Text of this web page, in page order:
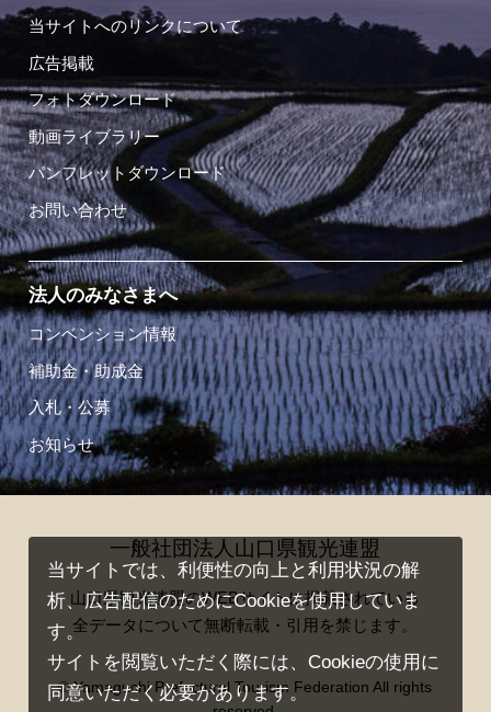
当サイトへのリンクについて
広告掲載
フォトダウンロード
動画ライブラリー
パンフレットダウンロード
お問い合わせ
法人のみなさまへ
コンベンション情報
補助金・助成金
入札・公募
お知らせ
一般社団法人山口県観光連盟
山口県観光連盟のWEBサイトに掲載されている
全データについて無断転載・引用を禁じます。
© Yamaguchi Prefectural Tourism Federation All rights
当サイトでは、利便性の向上と利用状況の解
析、広告配信のためにCookieを使用していま
す。
サイトを閲覧いただく際には、Cookieの使用に
同意いただく必要があります。